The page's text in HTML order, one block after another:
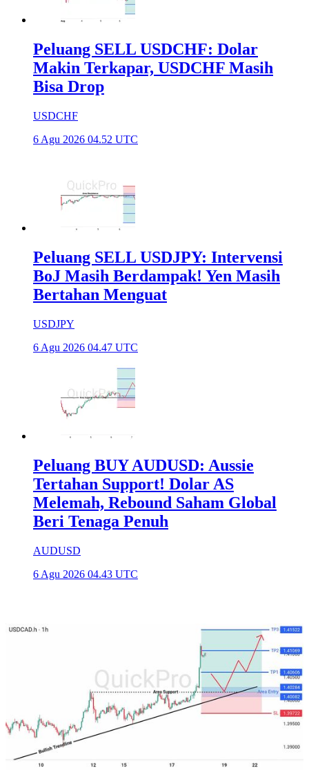
Peluang SELL USDCHF: Dolar
Makin Terkapar, USDCHF Masih
Bisa Drop
USDCHF
6 Agu 2026 04.52 UTC
Peluang SELL USDJPY: Intervensi
BoJ Masih Berdampak! Yen Masih
Bertahan Menguat
USDJPY
6 Agu 2026 04.47 UTC
Peluang BUY AUDUSD: Aussie
Tertahan Support! Dolar AS
Melemah, Rebound Saham Global
Beri Tenaga Penuh
AUDUSD
6 Agu 2026 04.43 UTC